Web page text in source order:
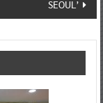
SEOUL’